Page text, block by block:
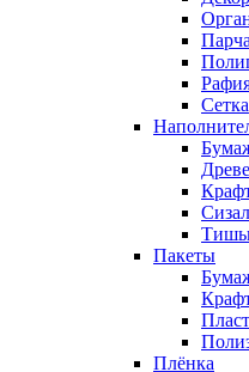
Парча
Сетка
Пакеты
Плёнка